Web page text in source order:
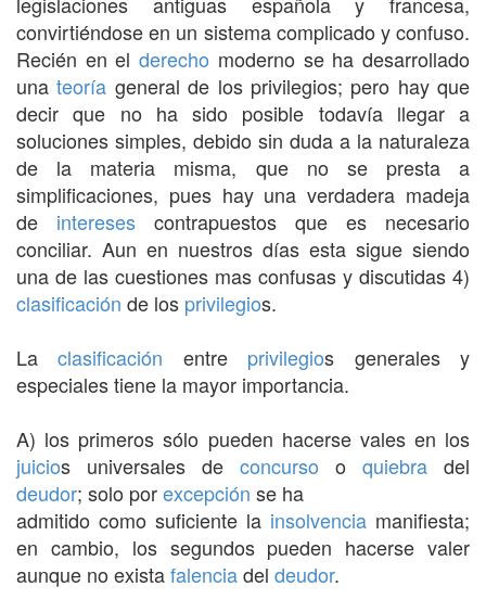
convirtiéndose en un sistema complicado y confuso.
Recién en elderecho moderno se ha desarrollado
unateoría general de los privilegios; pero hay que
decir que no ha sido posible todavía llegar a
soluciones simples, debido sin duda a la naturaleza
de la materia misma, que no se presta a
simplificaciones, pues hay una verdadera madeja
de intereses contrapuestos que es necesario
conciliar. Aun en nuestros días esta sigue siendo
una de las cuestiones mas confusas y discutidas 4)
clasificación de los privilegios.
Laclasificación entre privilegios generales y
especiales tiene la mayor importancia.
A) los primeros sólo pueden hacerse vales en los
juicios universales de concurso o quiebra del
deudor; solo porexcepción se ha
admitido como suficiente la insolvencia manifiesta;
en cambio, los segundos pueden hacerse valer
aunque no existafalenciadel deudor.